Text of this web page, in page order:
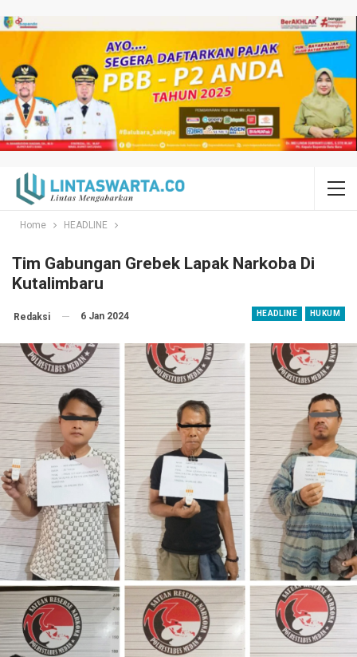
Home HEADLINE
Tim Gabungan Grebek Lapak Narkoba Di
Kutalimbaru
HEADLINE HUKUM
Redaksi 6 Jan 2024